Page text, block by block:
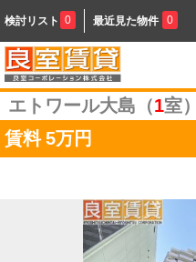
検討リスト 0 最近見た物件 0
エトワール大島（1室）
賃料 5万円